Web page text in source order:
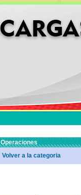
Operaciones
Volver a la categoria